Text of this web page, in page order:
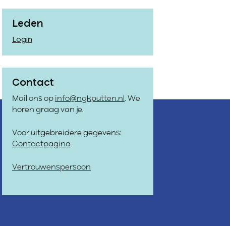
Leden
Login
Contact
Mail ons op info@ngkputten.nl . We
horen graag van je.
Voor uitgebreidere gegevens:
Contactpagina
Vertrouwenspersoon